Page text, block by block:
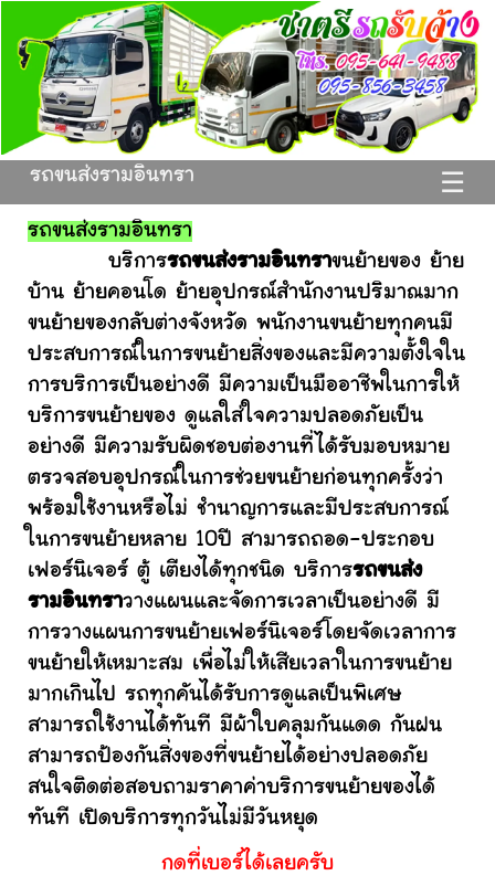
☰
รถขนส่งรามอินทรา
รถขนส่งรามอินทรา
บริการรถขนส่งรามอินทราขนย้ายของ ย้าย
บ้าน ย้ายคอนโด ย้ายอุปกรณ์สำนักงานปริมาณมาก
ขนย้ายของกลับต่างจังหวัด พนักงานขนย้ายทุกคนมี
ประสบการณ์ในการขนย้ายสิ่งของและมีความตั้งใจใน
การบริการเป็นอย่างดี มีความเป็นมืออาชีพในการให้
บริการขนย้ายของ ดูแลใส่ใจความปลอดภัยเป็น
อย่างดี มีความรับผิดชอบต่องานที่ได้รับมอบหมาย
ตรวจสอบอุปกรณ์ในการช่วยขนย้ายก่อนทุกครั้งว่า
พร้อมใช้งานหรือไม่ ชำนาญการและมีประสบการณ์
ในการขนย้ายหลาย 10ปี สามารถถอด-ประกอบ
เฟอร์นิเจอร์ ตู้ เตียงได้ทุกชนิด บริการรถขนส่ง
รามอินทราวางแผนและจัดการเวลาเป็นอย่างดี มี
การวางแผนการขนย้ายเฟอร์นิเจอร์โดยจัดเวลาการ
ขนย้ายให้เหมาะสม เพื่อไม่ให้เสียเวลาในการขนย้าย
มากเกินไป รถทุกคันได้รับการดูแลเป็นพิเศษ
สามารถใช้งานได้ทันที มีผ้าใบคลุมกันแดด กันฝน
สามารถป้องกันสิ่งของที่ขนย้ายได้อย่างปลอดภัย
สนใจติดต่อสอบถามราคาค่าบริการขนย้ายของได้
ทันที เปิดบริการทุกวันไม่มีวันหยุด
กดที่เบอร์ได้เลยครับ